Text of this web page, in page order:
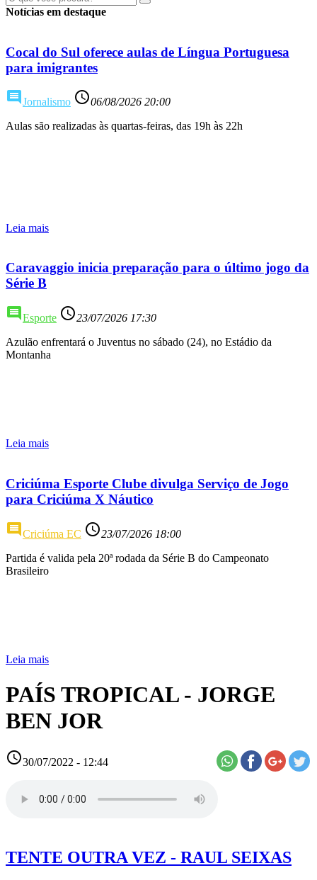
Notícias em destaque
Cocal do Sul oferece aulas de Língua Portuguesa
para imigrantes
comment Jornalismo access_time06/08/2026 20:00
Aulas são realizadas às quartas-feiras, das 19h às 22h
Leia mais
Caravaggio inicia preparação para o último jogo da
Série B
comment Esporte access_time23/07/2026 17:30
Azulão enfrentará o Juventus no sábado (24), no Estádio da
Montanha
Leia mais
Criciúma Esporte Clube divulga Serviço de Jogo
para Criciúma X Náutico
commentCriciúma EC access_time23/07/2026 18:00
Partida é valida pela 20ª rodada da Série B do Campeonato
Brasileiro
Leia mais
PAÍS TROPICAL - JORGE
BEN JOR
access_time30/07/2022 - 12:44
TENTE OUTRA VEZ - RAUL SEIXAS